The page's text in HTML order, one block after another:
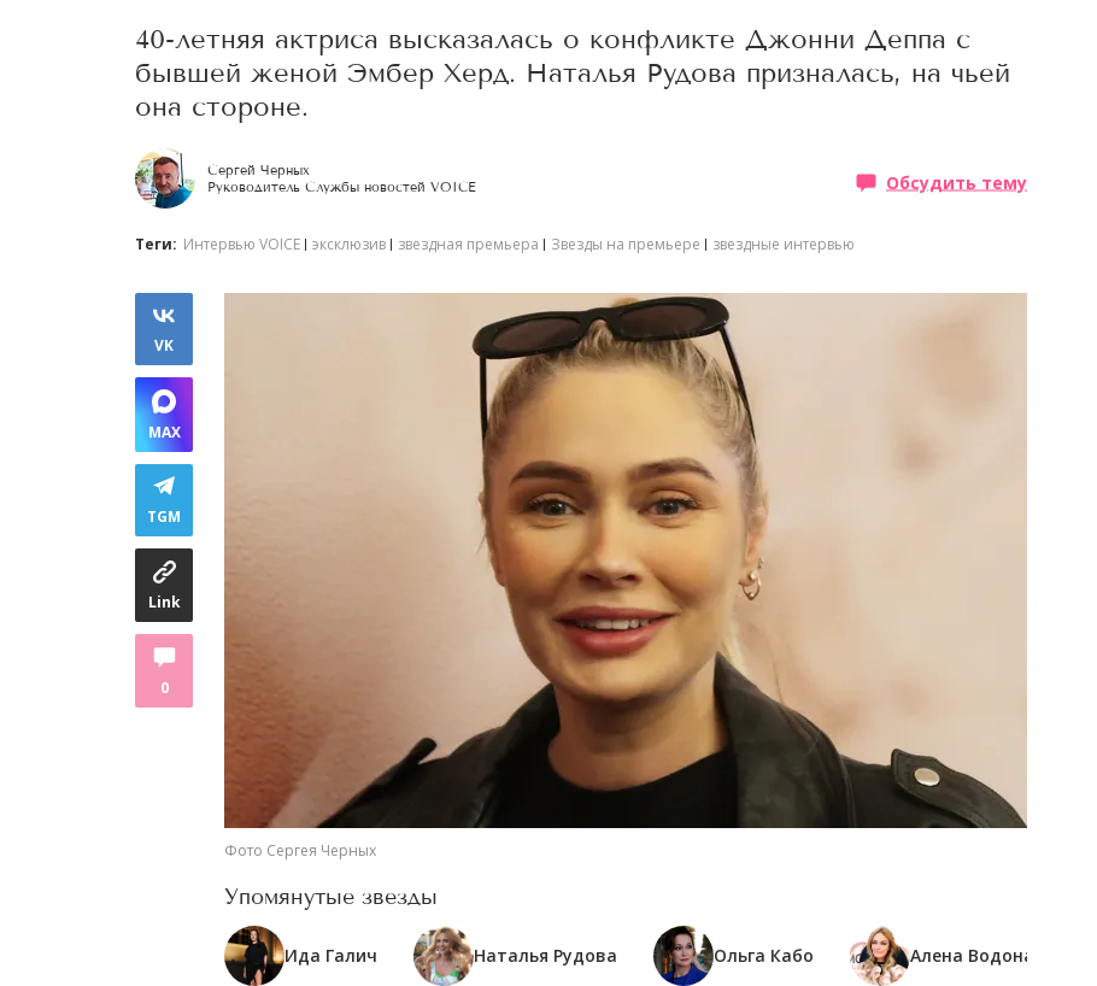
40-летняя актриса высказалась о конфликте Джонни Деппа с
бывшей женой Эмбер Херд. Наталья Рудова призналась, на чьей
она стороне.
Сергей Черных
Руководитель Службы новостей VOICE
Обсудить тему
Теги: Интервью VOICE эксклюзив звездная премьера Звезды на премьере звездные интервью
VK
MAX
TGM
Link
0
Фото Сергея Черных
Упомянутые звезды
Ида Галич Наталья Рудова Ольга Кабо Алена Водонаева